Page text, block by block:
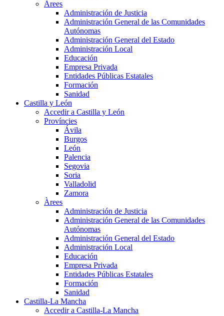
Àrees
Administración de Justicia
Administración General de las Comunidades
Autónomas
Administración General del Estado
Administración Local
Educación
Empresa Privada
Entidades Públicas Estatales
Formación
Sanidad
Castilla y León
Accedir a Castilla y León
Províncies
Ávila
Burgos
León
Palencia
Segovia
Soria
Valladolid
Zamora
Àrees
Administración de Justicia
Administración General de las Comunidades
Autónomas
Administración General del Estado
Administración Local
Educación
Empresa Privada
Entidades Públicas Estatales
Formación
Sanidad
Castilla-La Mancha
Accedir a Castilla-La Mancha